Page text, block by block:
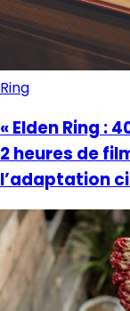
Ring
« Elden Ring :
2 heures de
l’adaptation